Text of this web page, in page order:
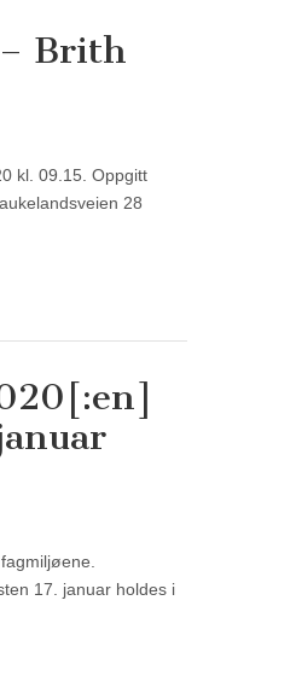
Brith
kl. 09.15. Oppgitt
28
17. januar holdes i